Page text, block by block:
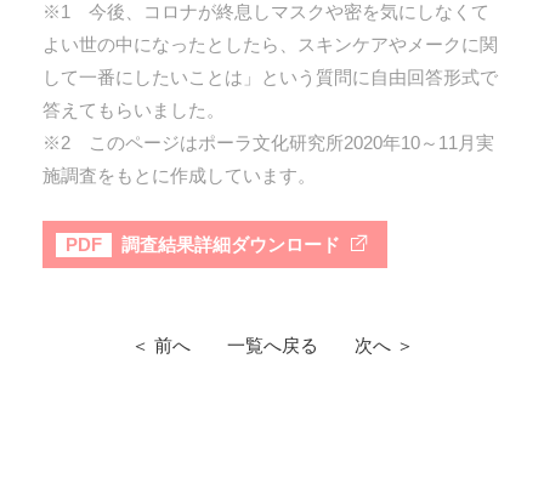
※1 今後、コロナが終息しマスクや密を気にしなくて
よい世の中になったとしたら、スキンケアやメークに関
して一番にしたいことは」という質問に自由回答形式で
答えてもらいました。
※2 このページはポーラ文化研究所2020年10～11月実
施調査をもとに作成しています。
PDF 調査結果詳細ダウンロード
＜ 前へ 一覧へ戻る 次へ ＞